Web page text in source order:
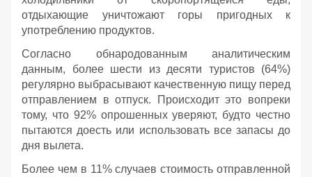
отдыхающие уничтожают горы пригодных к
употреблению продуктов.
Согласно обнародованным аналитическим
данным, более шести из десяти туристов (64%)
регулярно выбрасывают качественную пищу перед
отправлением в отпуск. Происходит это вопреки
тому, что 92% опрошенных уверяют, будто честно
пытаются доесть или использовать все запасы до
дня вылета.
Более чем в 11% случаев стоимость отправленной